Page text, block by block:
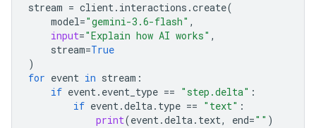
stream = client. interactions .create(
model="gemini-3.6-flash" ,
input="Explain how AI works" ,
stream=True
)
for event in stream :
if event. event_type == "step.delta" :
if event.delta. type == "text" :
print(event.delta. text, end="" )